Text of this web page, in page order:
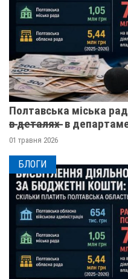
Полтавська міська
в̶ ̶д̶е̶т̶а̶л̶я̶х̶ ̶ в
01 травня 2026
БЛОГИ